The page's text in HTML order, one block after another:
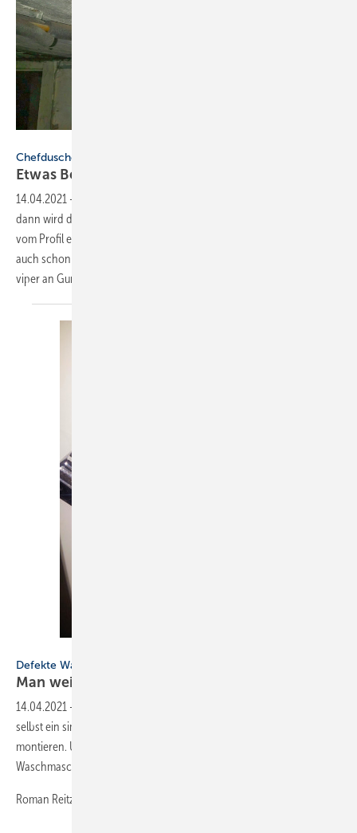
Chefdusche
Etwas Besonderes
14.04.2021 -
dann wird da auch etwas Besonderes installiert. Eine Erlebnisdusche
vom Profil einer Raindance ist da schon etwas zu öde. Da darf es
auch schon mal etwas mehr sein. Die „stöckchengestützte Feucht­
viper an Gummischelle“ ist gerade gut genug
Defekte Waschmaschine?
Man weiß es
14.04.2021 -
selbst ein simples Geräteventil mit Belüfter noch falsch herum
montieren. Und der Endkunde wundert sich, dass seine
Waschmaschine kein Wasser bekommt.
Roman Reitz